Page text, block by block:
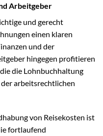
Arbeitgeber
und gerecht
einen klaren
und der
hingegen profitieren
die Lohnbuchhaltung
arbeitsrechtlichen
von Reisekosten ist
fortlaufend